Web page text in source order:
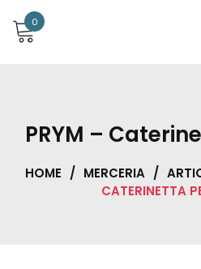
0
PRYM –
HOME / MERCERIA /
CATERINETTA